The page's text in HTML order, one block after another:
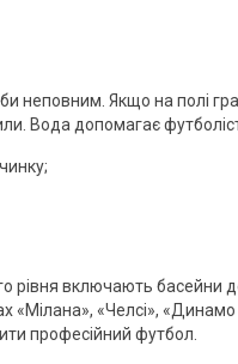
неповним. Якщо на полі
Вода допомагає
рівня включають басейни
«Мілана», «Челсі»,
професійний футбол.